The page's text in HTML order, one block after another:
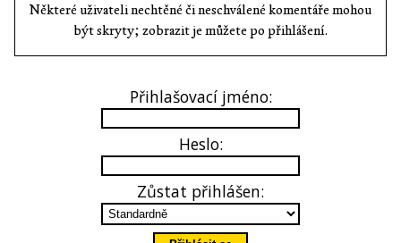
Některé uživateli nechtěné či neschválené komentáře mohou
být skryty; zobrazit je můžete po přihlášení.
Přihlašovací jméno:
Heslo:
Zůstat přihlášen: